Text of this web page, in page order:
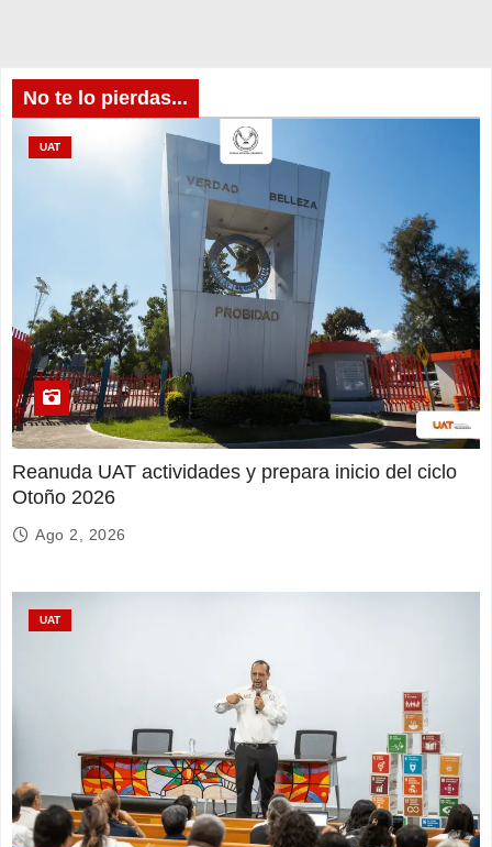
No te lo pierdas...
UAT
Reanuda UAT actividades y prepara inicio del ciclo
Otoño 2026
Ago 2, 2026
UAT